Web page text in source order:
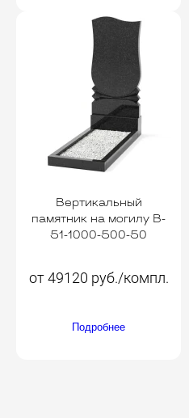
Вертикальный
памятник на могилу B-
51-1000-500-50
от 49120 руб./компл.
Подробнее